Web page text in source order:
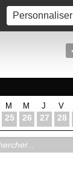
Personnaliser
M
25
M
26
J
27
V
28